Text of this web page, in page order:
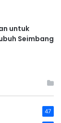
untuk
Seimbang
47